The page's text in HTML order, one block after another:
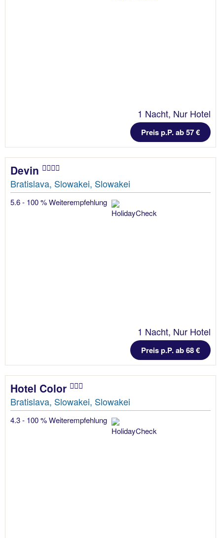
1 Nacht, Nur Hotel
Preis p.P. ab 57 €
Devin
Bratislava, Slowakei, Slowakei
5.6 - 100 % Weiterempfehlung
1 Nacht, Nur Hotel
Preis p.P. ab 68 €
Hotel Color
Bratislava, Slowakei, Slowakei
4.3 - 100 % Weiterempfehlung